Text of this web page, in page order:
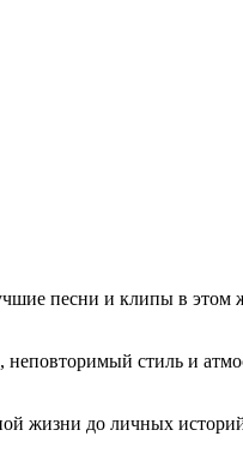
песни и клипы в
стиль и
жизни до личных